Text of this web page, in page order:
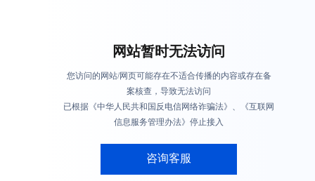
网站暂时无法访问
您访问的网站/网页可能存在不适合传播的内容或存在备
案核查，导致无法访问
已根据《中华人民共和国反电信网络诈骗法》、《互联网
信息服务管理办法》停止接入
咨询客服